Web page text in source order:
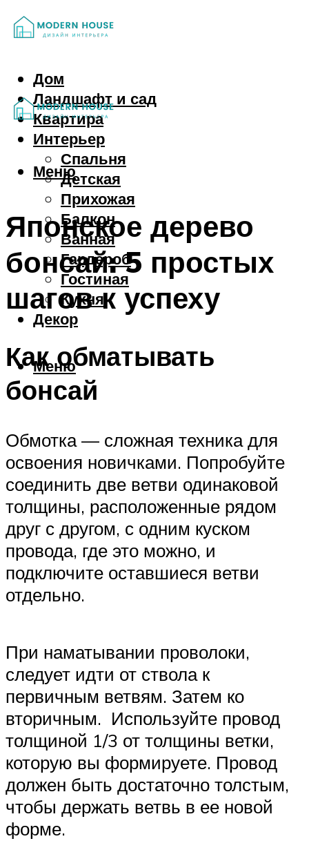
Дом
Ландшафт и сад
Квартира
Интерьер
Спальня
Детская
Прихожая
Балкон
Ванная
Гардероб
Гостиная
Кухня
Декор
Меню
Меню
Японское дерево
бонсай: 5 простых
шагов к успеху
Как обматывать
бонсай
Обмотка — сложная техника для
освоения новичками. Попробуйте
соединить две ветви одинаковой
толщины, расположенные рядом
друг с другом, с одним куском
провода, где это можно, и
подключите оставшиеся ветви
отдельно.
При наматывании проволоки,
следует идти от ствола к
первичным ветвям. Затем ко
вторичным. Используйте провод
толщиной 1/3 от толщины ветки,
которую вы формируете. Провод
должен быть достаточно толстым,
чтобы держать ветвь в ее новой
форме.